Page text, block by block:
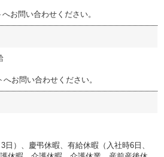
お問い合わせください。
お問い合わせください。
日）、慶弔休暇、有給休暇（入社時6日、